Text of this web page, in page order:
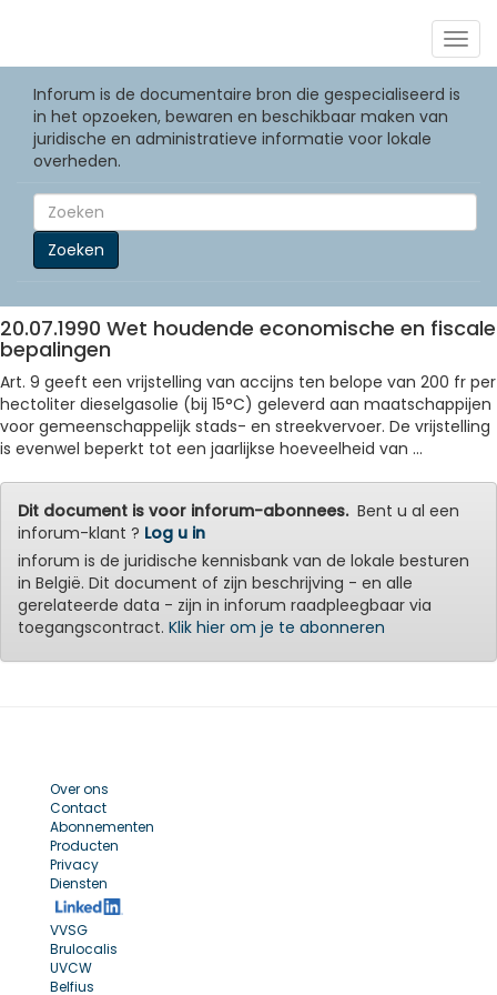
Inforum is de documentaire bron die gespecialiseerd is
in het opzoeken, bewaren en beschikbaar maken van
juridische en administratieve informatie voor lokale
overheden.
Zoeken
20.07.1990 Wet houdende economische en fiscale
bepalingen
Art. 9 geeft een vrijstelling van accijns ten belope van 200 fr per
hectoliter dieselgasolie (bij 15°C) geleverd aan maatschappijen
voor gemeenschappelijk stads- en streekvervoer. De vrijstelling
is evenwel beperkt tot een jaarlijkse hoeveelheid van ...
Dit document is voor inforum-abonnees.Bent u al een
inforum-klant ? Log u in
inforum is de juridische kennisbank van de lokale besturen
in België. Dit document of zijn beschrijving - en alle
gerelateerde data - zijn in inforum raadpleegbaar via
toegangscontract. Klik hier om je te abonneren
Over ons
Contact
Abonnementen
Producten
Privacy
Diensten
VVSG
Brulocalis
UVCW
Belfius